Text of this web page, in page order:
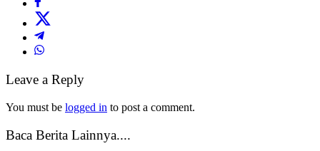
Leave a Reply
You must be logged in to post a comment.
Baca Berita Lainnya....